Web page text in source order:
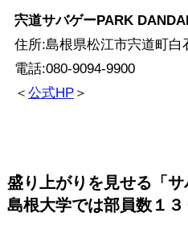
宍道サバゲーPARK
住所:島根県松江市宍道町白
電話:080-9094-9900
＜ 公式HP＞
盛り上がりを見せる「サ
島根大学では部員数１３